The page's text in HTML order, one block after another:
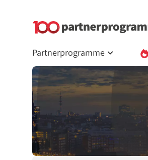
Partnerprogramme